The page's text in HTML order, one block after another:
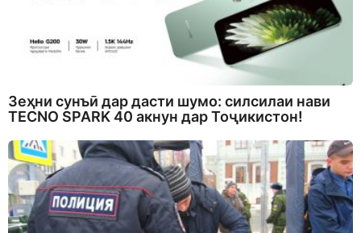
Зеҳни сунъӣ дар дасти шумо: силсилаи нави
TECNO SPARK 40 акнун дар Тоҷикистон!